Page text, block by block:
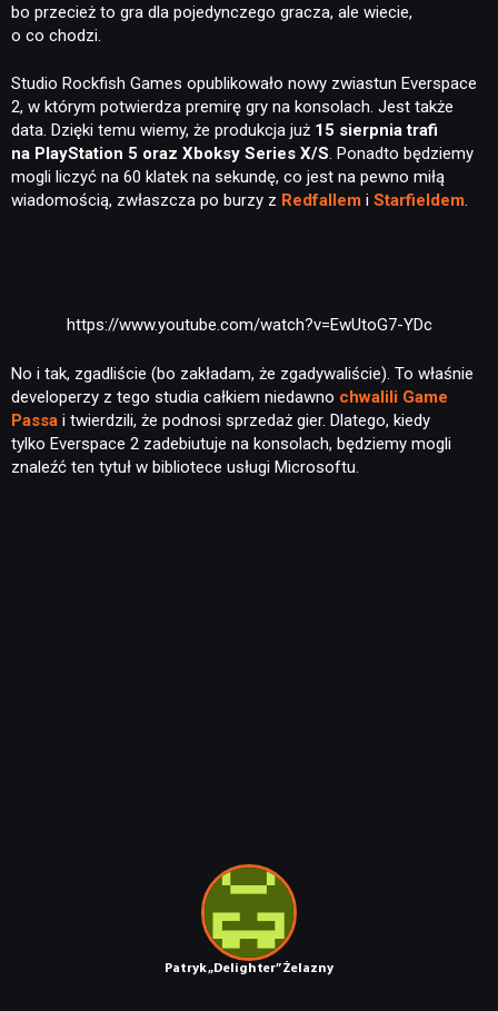
NEWSY
RECENZJE
JUŻ GRALIŚMY
SKLEP
Patryk „Delighter” Żelazny
bo przecież to gra dla pojedynczego gracza, ale wiecie,
o co chodzi.
Studio Rockfish Games opublikowało nowy zwiastun Everspace
2, w którym potwierdza premirę gry na konsolach. Jest także
data. Dzięki temu wiemy, że produkcja już 15 sierpnia trafi
na PlayStation 5 oraz Xboksy Series X/S. Ponadto będziemy
mogli liczyć na 60 klatek na sekundę, co jest na pewno miłą
wiadomością, zwłaszcza po burzy z Redfallem i Starfieldem.
https://www.youtube.com/watch?v=EwUtoG7-YDc
No i tak, zgadliście (bo zakładam, że zgadywaliście). To właśnie
developerzy z tego studia całkiem niedawno chwalili Game
Passa i twierdzili, że podnosi sprzedaż gier. Dlatego, kiedy
tylko Everspace 2 zadebiutuje na konsolach, będziemy mogli
znaleźć ten tytuł w bibliotece usługi Microsoftu.